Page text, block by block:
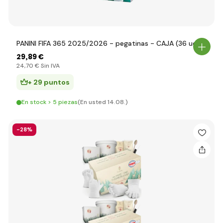
PANINI FIFA 365 2025/2026 - pegatinas - CAJA (36 uds)
29,89 €
24,70 € Sin IVA
+ 29 puntos
En stock > 5 piezas(En usted 14.08.)
-28%